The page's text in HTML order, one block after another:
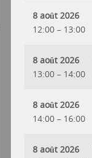
8 août 2026
12:00 – 13:00
8 août 2026
13:00 – 14:00
8 août 2026
14:00 – 16:00
8 août 2026